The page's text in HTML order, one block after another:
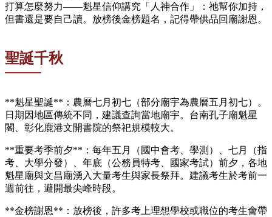
打算怎麼努力——魁星信仰講究「人神合作」：祂幫你加持，
但書還是要自己讀。放榜後金榜題名，記得帶供品回廟謝恩。
聖誕千秋
**魁星聖誕**：農曆七月初七（部分廟宇為農曆五月初七）。
日期因地區傳統不同，建議查詢當地廟宇。台南孔子廟魁星
閣、彰化鹿港文開書院的祭祀規模較大。
**重要考季前夕**：每年五月（國中會考、學測）、七月（指
考、大學分發）、年底（公務員特考、國家考試）前夕，各地
魁星廟與文昌廟湧入大量考生與家長祭拜。建議考生於考前一
週前往，避開最尖峰時段。
**金榜謝恩**：放榜後，許多考上理想學校或職位的考生會帶